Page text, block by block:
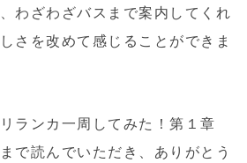
わざわざバスまで案内してくれ
さを改めて感じることができま
ランカ一周してみた！第１章
で読んでいただき、ありがとう